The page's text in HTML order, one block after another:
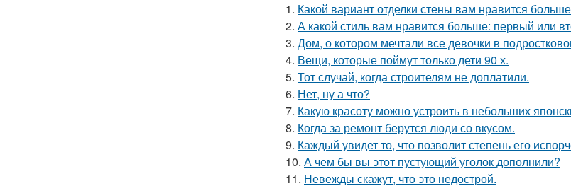
1. Какой вариант отделки стены вам нравится
2. А какой стиль вам нравится больше: первый или
3. Дом, о котором мечтали все девочки в
4. Вещи, которые поймут только дети 90 х.
5. Тот случай, когда строителям не доплатили.
6. Нет, ну а что?
7. Какую красоту можно устроить в небольших
8. Когда за ремонт берутся люди со вкусом.
9. Каждый увидет то, что позволит степень его
10. А чем бы вы этот пустующий уголок дополнили?
11. Невежды скажут, что это недострой.